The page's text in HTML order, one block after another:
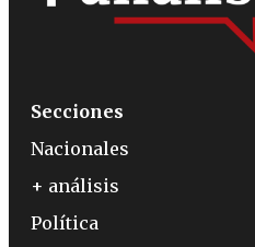
Secciones
Nacionales
+ análisis
Política